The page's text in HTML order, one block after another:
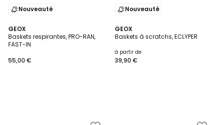
Nouveauté
GEOX
Baskets respirantes, PRO-RAN,
FAST-IN
55,00 €
Nouveauté
GEOX
Baskets à scratchs, ECLYPER
à partir de
39,90 €